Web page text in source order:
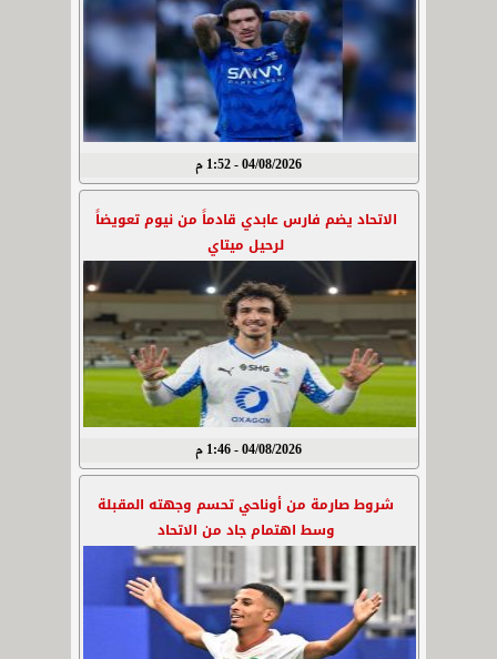
04/08/2026 - 1:52 م
الاتحاد يضم فارس عابدي قادماً من نيوم تعويضاً
لرحيل ميتاي
04/08/2026 - 1:46 م
شروط صارمة من أوناحي تحسم وجهته المقبلة
وسط اهتمام جاد من الاتحاد